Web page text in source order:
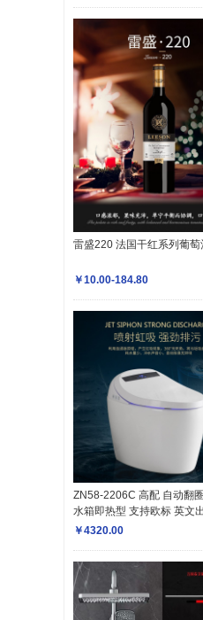
雷盛220 法国干红系列葡
￥10.00-184.80
ZN58-2206C 高配 自动翻圈翻盖 无
水箱即热型 支持欧标 英
￥4320.00